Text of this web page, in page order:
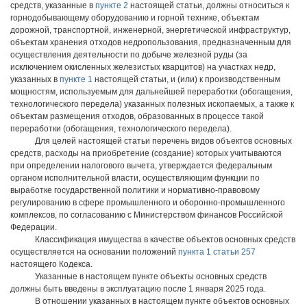
средств, указанные в пункте 2 настоящей статьи, должны относиться к
горнодобывающему оборудованию и горной технике, объектам
дорожной, транспортной, инженерной, энергетической инфраструктур,
объектам хранения отходов недропользования, предназначенным для
осуществления деятельности по добыче железной руды (за
исключением окисленных железистых кварцитов) на участках недр,
указанных в пункте 1 настоящей статьи, и (или) к производственным
мощностям, используемым для дальнейшей переработки (обогащения,
технологического передела) указанных полезных ископаемых, а также к
объектам размещения отходов, образованных в процессе такой
переработки (обогащения, технологического передела).
Для целей настоящей статьи перечень видов объектов основных
средств, расходы на приобретение (создание) которых учитываются
при определении налогового вычета, утверждается федеральным
органом исполнительной власти, осуществляющим функции по
выработке государственной политики и нормативно-правовому
регулированию в сфере промышленного и оборонно-промышленного
комплексов, по согласованию с Министерством финансов Российской
Федерации.
Классификация имущества в качестве объектов основных средств
осуществляется на основании положений пункта 1 статьи 257
настоящего Кодекса.
Указанные в настоящем пункте объекты основных средств
должны быть введены в эксплуатацию после 1 января 2025 года.
В отношении указанных в настоящем пункте объектов основных